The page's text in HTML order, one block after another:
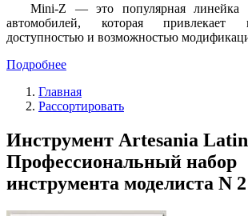
Mini-Z — это популярная линейка
автомобилей, которая привлекает
доступностью и возможностью
Подробнее
Главная
Рассортировать
Инструмент Artesania
Профессиональный набор
инструмента моделиста N 2